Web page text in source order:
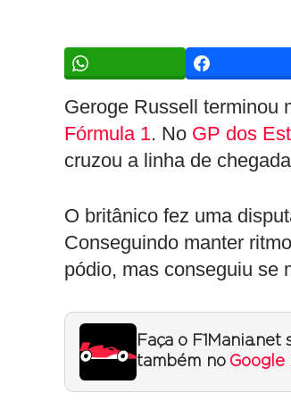
Geroge Russell terminou
Fórmula 1. No GP dos
cruzou a linha de
O britânico fez uma
Conseguindo manter
pódio, mas conseguiu se
Faça o
também no Google